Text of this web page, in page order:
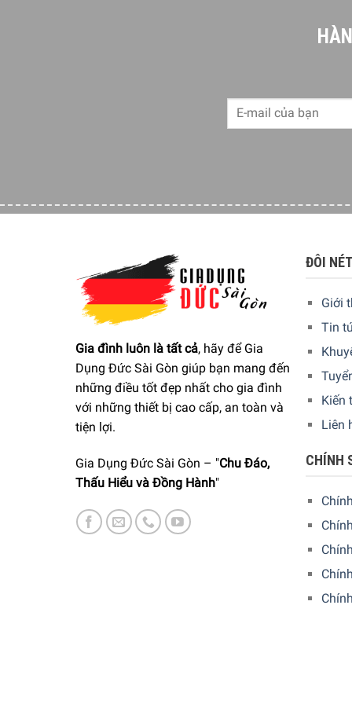
Sử dụng bộ chày cối LeCreuset Mortar & Pestle
của chúng vì thiết kế này của LeCreuset giúp
cách nghiền các loại gia vị và thảo mộc theo sở
Gia đình luôn là tất cả, hãy để Gia
Dụng Đức Sài Gòn giúp bạn mang đến
những điều tốt đẹp nhất cho gia đình
với những thiết bị cao cấp, an toàn và
tiện lợi.
Gia Dụng Đức Sài Gòn – "Chu Đáo,
Thấu Hiểu và Đồng Hành"
ĐÔI NÉT
Giới
Tin
Kiến
Liên
CHÍNH